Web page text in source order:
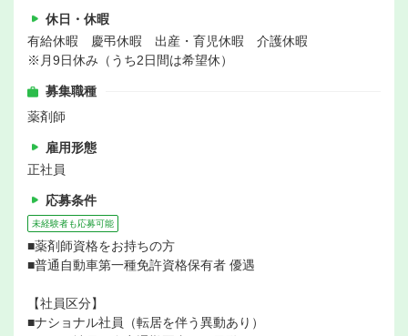
休日・休暇
有給休暇 慶弔休暇 出産・育児休暇 介護休暇
※月9日休み（うち2日間は希望休）
募集職種
薬剤師
雇用形態
正社員
応募条件
未経験者も応募可能
■薬剤師資格をお持ちの方
■普通自動車第一種免許資格保有者 優遇
【社員区分】
■ナショナル社員（転居を伴う異動あり）